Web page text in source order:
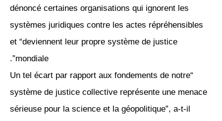
dénoncé certaines organisations qui ignorent les
systèmes juridiques contre les actes répréhensibles
et “deviennent leur propre système de justice
mondiale”.
“Un tel écart par rapport aux fondements de notre
système de justice collective représente une menace
sérieuse pour la science et la géopolitique”, a-t-il